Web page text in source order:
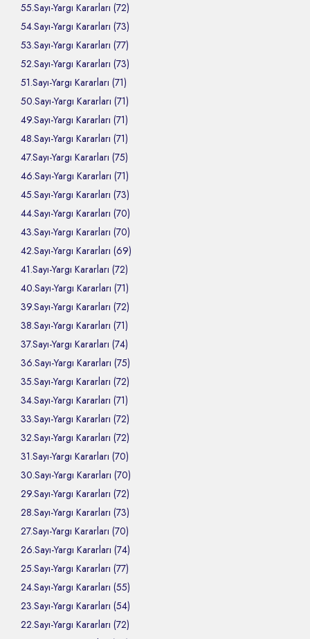
55.Sayı-Yargı Kararları (72)
54.Sayı-Yargı Kararları (73)
53.Sayı-Yargı Kararları (77)
52.Sayı-Yargı Kararları (73)
51.Sayı-Yargı Kararları (71)
50.Sayı-Yargı Kararları (71)
49.Sayı-Yargı Kararları (71)
48.Sayı-Yargı Kararları (71)
47.Sayı-Yargı Kararları (75)
46.Sayı-Yargı Kararları (71)
45.Sayı-Yargı Kararları (73)
44.Sayı-Yargı Kararları (70)
43.Sayı-Yargı Kararları (70)
42.Sayı-Yargı Kararları (69)
41.Sayı-Yargı Kararları (72)
40.Sayı-Yargı Kararları (71)
39.Sayı-Yargı Kararları (72)
38.Sayı-Yargı Kararları (71)
37.Sayı-Yargı Kararları (74)
36.Sayı-Yargı Kararları (75)
35.Sayı-Yargı Kararları (72)
34.Sayı-Yargı Kararları (71)
33.Sayı-Yargı Kararları (72)
32.Sayı-Yargı Kararları (72)
31.Sayı-Yargı Kararları (70)
30.Sayı-Yargı Kararları (70)
29.Sayı-Yargı Kararları (72)
28.Sayı-Yargı Kararları (73)
27.Sayı-Yargı Kararları (70)
26.Sayı-Yargı Kararları (74)
25.Sayı-Yargı Kararları (77)
24.Sayı-Yargı Kararları (55)
23.Sayı-Yargı Kararları (54)
22.Sayı-Yargı Kararları (72)